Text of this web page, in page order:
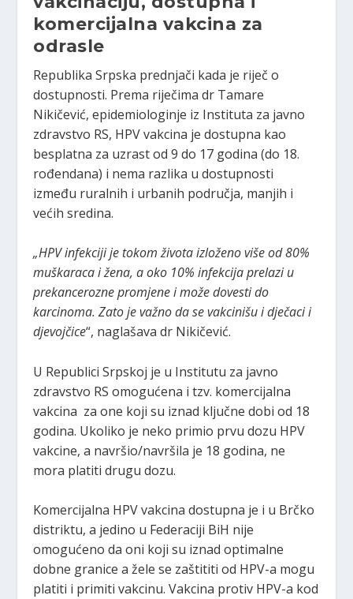
komercijalna vakcina za
odrasle
Republika Srpska prednjači kada je riječ o
dostupnosti. Prema riječima dr Tamare
Nikičević, epidemiologinje iz Instituta za javno
zdravstvo RS, HPV vakcina je dostupna kao
besplatna za uzrast od 9 do 17 godina (do 18.
rođendana) i nema razlika u dostupnosti
između ruralnih i urbanih područja, manjih i
većih sredina.
„HPV infekciji je tokom života izloženo više od 80%
muškaraca i žena, a oko 10% infekcija prelazi u
prekancerozne promjene i može dovesti do
karcinoma. Zato je važno da se vakcinišu i dječaci i
djevojčice“, naglašava dr Nikičević.
U Republici Srpskoj je u Institutu za javno
zdravstvo RS omogućena i tzv. komercijalna
vakcina za one koji su iznad ključne dobi od 18
godina. Ukoliko je neko primio prvu dozu HPV
vakcine, a navršio/navršila je 18 godina, ne
mora platiti drugu dozu.
Komercijalna HPV vakcina dostupna je i u Brčko
distriktu, a jedino u Federaciji BiH nije
omogućeno da oni koji su iznad optimalne
dobne granice a žele se zaštititi od HPV-a mogu
platiti i primiti vakcinu. Vakcina protiv HPV-a kod